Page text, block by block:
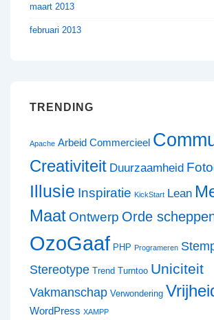
maart 2013
februari 2013
TRENDING
Apache Arbeid Commercieel
Creativiteit Duurzaamheid
Illusie Inspiratie KickStart Lean
Maat Ontwerp Orde
OzoGaaf PHP Programeren
Stereotype Trend Turntoo Uniciteit
Vakmanschap Verwondering
WordPress XAMPP